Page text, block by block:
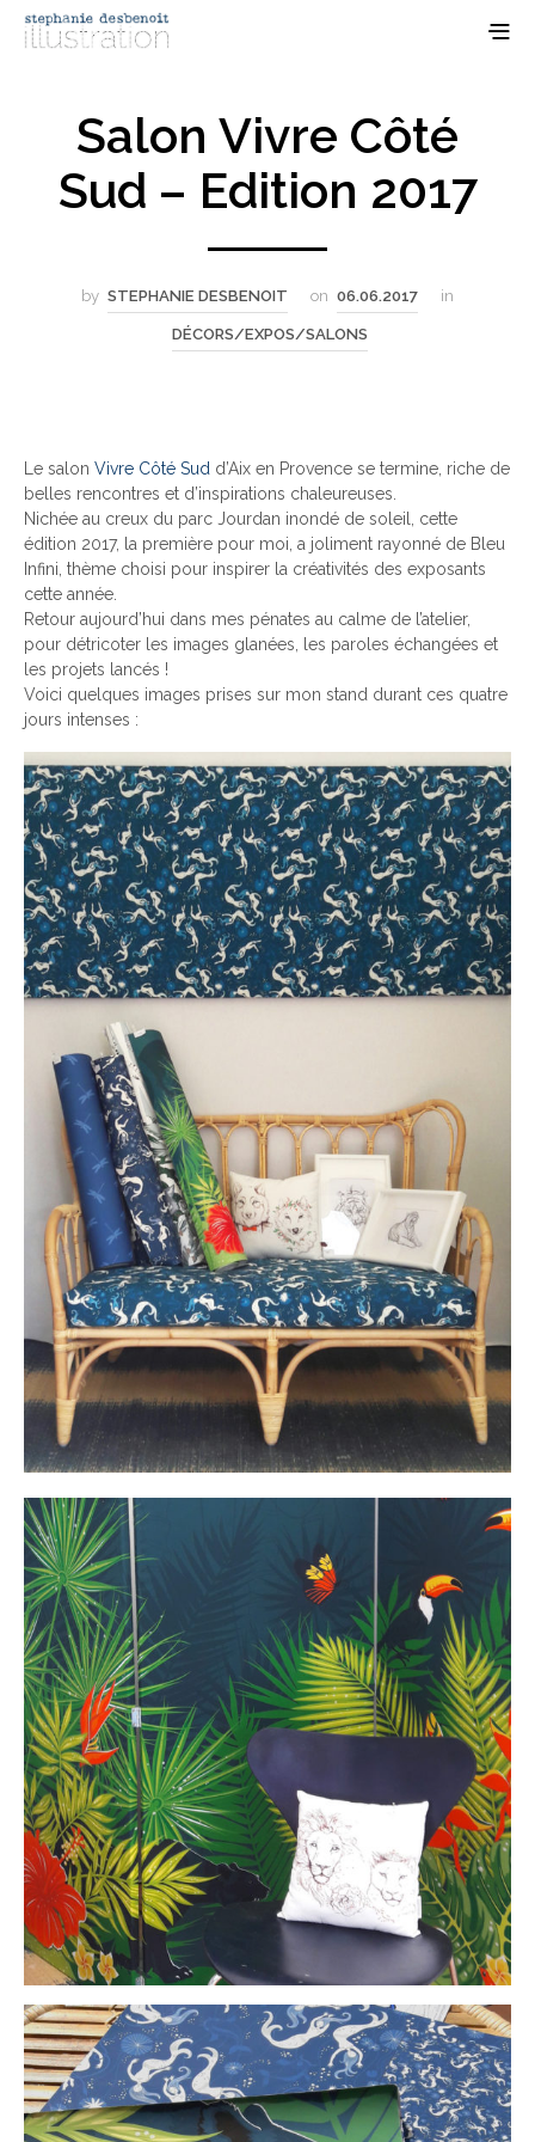
Salon Vivre Côté
Sud – Edition 2017
by STEPHANIE DESBENOIT on 06.06.2017 in
DÉCORS/EXPOS/SALONS
Le salon Vivre Côté Sud d’Aix en Provence se termine, riche de
belles rencontres et d’inspirations chaleureuses.
Nichée au creux du parc Jourdan inondé de soleil, cette
édition 2017, la première pour moi, a joliment rayonné de Bleu
Infini, thème choisi pour inspirer la créativités des exposants
cette année.
Retour aujourd’hui dans mes pénates au calme de l’atelier,
pour détricoter les images glanées, les paroles échangées et
les projets lancés !
Voici quelques images prises sur mon stand durant ces quatre
jours intenses :